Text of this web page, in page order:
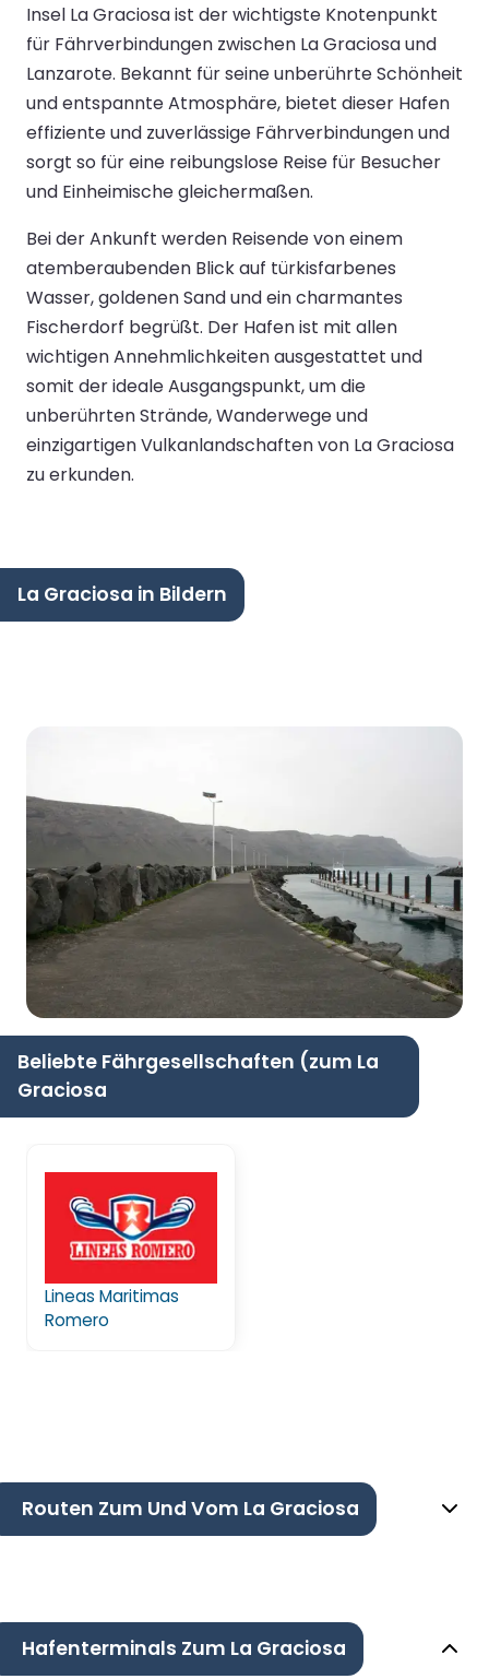
Insel La Graciosa ist der wichtigste Knotenpunkt
für Fährverbindungen zwischen La Graciosa und
Lanzarote. Bekannt für seine unberührte Schönheit
und entspannte Atmosphäre, bietet dieser Hafen
effiziente und zuverlässige Fährverbindungen und
sorgt so für eine reibungslose Reise für Besucher
und Einheimische gleichermaßen.
Bei der Ankunft werden Reisende von einem
atemberaubenden Blick auf türkisfarbenes
Wasser, goldenen Sand und ein charmantes
Fischerdorf begrüßt. Der Hafen ist mit allen
wichtigen Annehmlichkeiten ausgestattet und
somit der ideale Ausgangspunkt, um die
unberührten Strände, Wanderwege und
einzigartigen Vulkanlandschaften von La Graciosa
zu erkunden.
La Graciosa in Bildern
Beliebte Fährgesellschaften (zum La
Graciosa
Lineas Maritimas
Romero
Routen Zum Und Vom La Graciosa
Hafenterminals Zum La Graciosa